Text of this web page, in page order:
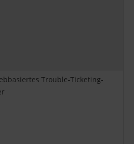
Trouble-Ticketing-